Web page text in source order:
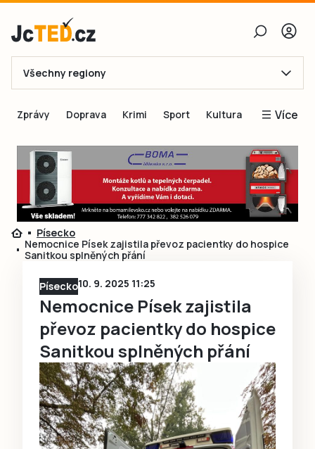
E-mail
Obnovit heslo
Přihlásit se
Ještě nemám účet, chci se
Všechny regiony
Zprávy Doprava Krimi Sport Kultura Více
Blogy
Inspirace
Čtenáři píší
Speciální přílohy
Písecko
Nemocnice Písek zajistila převoz pacientky do hospice
Sanitkou splněných přání
Písecko10. 9. 2025 11:25
Nemocnice Písek zajistila
převoz pacientky do hospice
Sanitkou splněných přání